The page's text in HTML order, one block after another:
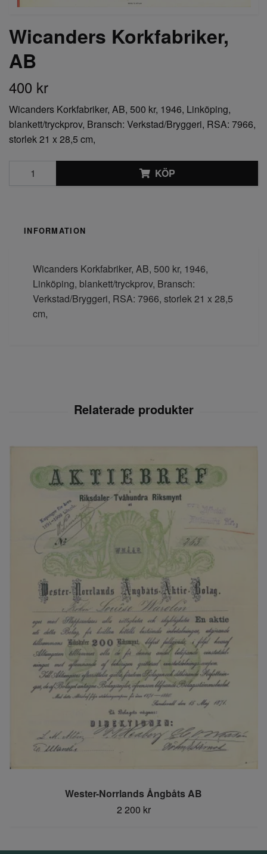
Wicanders Korkfabriker,
AB
400 kr
Wicanders Korkfabriker, AB, 500 kr, 1946, Linköping,
blankett/tryckprov, Bransch: Verkstad/Bryggeri, RSA: 7966,
storlek 21 x 28,5 cm,
KÖP
INFORMATION
Wicanders Korkfabriker, AB, 500 kr, 1946,
Linköping, blankett/tryckprov, Bransch:
Verkstad/Bryggeri, RSA: 7966, storlek 21 x 28,5
cm,
Wester-Norrlands Ångbåts AB
2 200 kr